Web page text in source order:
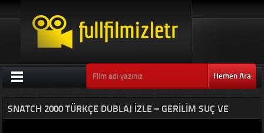
Hemen Ara
SNATCH 2000 TÜRKÇE DUBLAJ IZLE – GERILIM SUÇ VE